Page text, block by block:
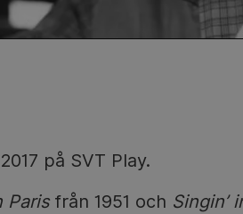
på SVT Play.
Parisfrån 1951 och Singin’